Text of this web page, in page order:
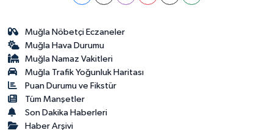
Muğla Nöbetçi Eczaneler
Muğla Hava Durumu
Muğla Namaz Vakitleri
Muğla Trafik Yoğunluk Haritası
Puan Durumu ve Fikstür
Tüm Manşetler
Son Dakika Haberleri
Haber Arşivi